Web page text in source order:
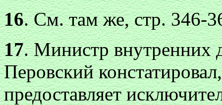
16. См. там же, стр. 346-
17. Министр внутренних
Перовский
предоставляет